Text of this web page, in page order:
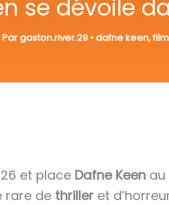
se dévoile
Pargaston.river.29 •dafne keen,
et place Dafne Keen
rare de thriller et